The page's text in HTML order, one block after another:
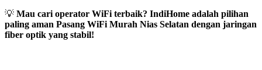
💡 Mau cari operator WiFi terbaik? IndiHome adalah pilihan
paling aman Pasang WiFi Murah Nias Selatan dengan jaringan
fiber optik yang stabil!